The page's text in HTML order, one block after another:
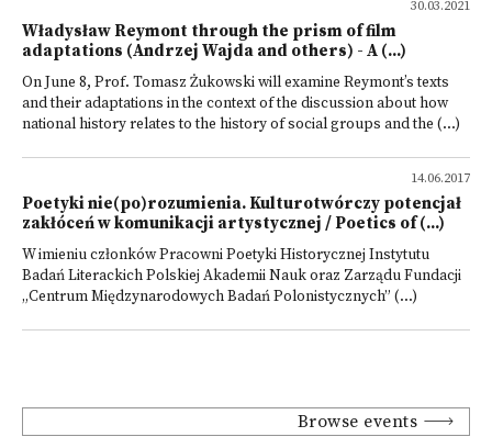
30.03.2021
Władysław Reymont through the prism of film
adaptations (Andrzej Wajda and others) - A (...)
On June 8, Prof. Tomasz Żukowski will examine Reymont’s texts
and their adaptations in the context of the discussion about how
national history relates to the history of social groups and the (...)
14.06.2017
Poetyki nie(po)rozumienia. Kulturotwórczy potencjał
zakłóceń w komunikacji artystycznej / Poetics of (...)
W imieniu członków Pracowni Poetyki Historycznej Instytutu
Badań Literackich Polskiej Akademii Nauk oraz Zarządu Fundacji
„Centrum Międzynarodowych Badań Polonistycznych” (...)
Browse events